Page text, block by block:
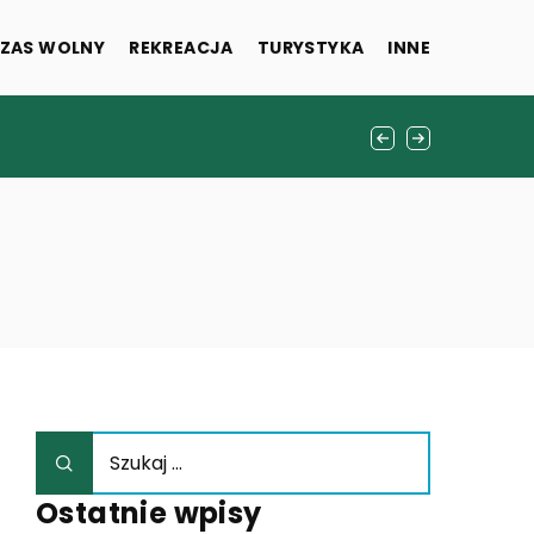
WOLNY REKREACJA TURYSTYKA INNE
Ostatnie wpisy